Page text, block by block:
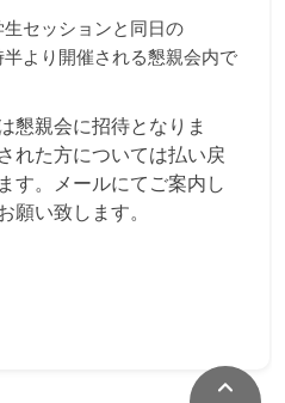
セッションと同日の
より開催される懇親会内で
懇親会に招待となりま
れた方については払い戻
す。メールにてご案内し
願い致します。